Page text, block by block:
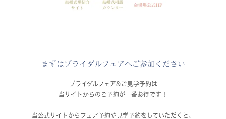
まずはブライダルフェアへご参加ください
ブライダルフェア&ご見学予約は
当サイトからのご予約が一番お得です！
当公式サイトからフェア予約や見学予約をしていただくと、